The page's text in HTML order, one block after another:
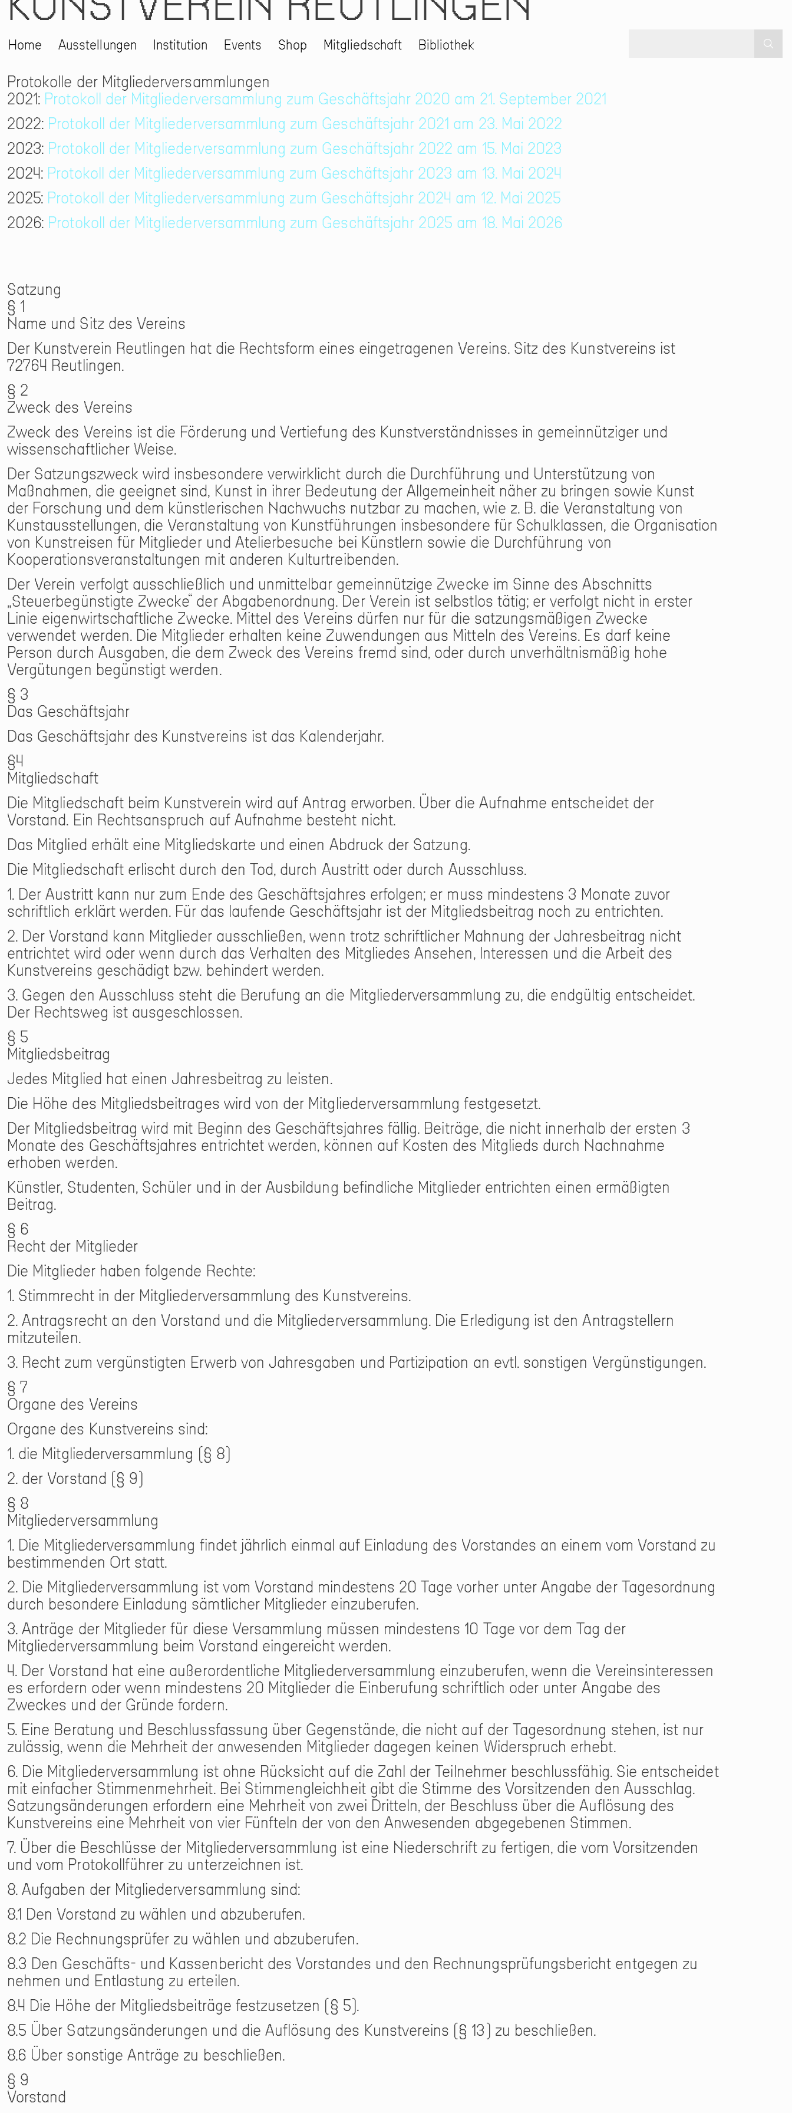
Home Ausstellungen Institution Events Shop Mitgliedschaft Bibliothek
Protokolle der Mitgliederversammlungen
2021: Protokoll der Mitgliederversammlung zum Geschäftsjahr 2020 am 21. September 2021
2022: Protokoll der Mitgliederversammlung zum Geschäftsjahr 2021 am 23. Mai 2022
2023: Protokoll der Mitgliederversammlung zum Geschäftsjahr 2022 am 15. Mai 2023
2024: Protokoll der Mitgliederversammlung zum Geschäftsjahr 2023 am 13. Mai 2024
2025: Protokoll der Mitgliederversammlung zum Geschäftsjahr 2024 am 12. Mai 2025
2026: Protokoll der Mitgliederversammlung zum Geschäftsjahr 2025 am 18. Mai 2026
Satzung
§ 1
Name und Sitz des Vereins
Der Kunstverein Reutlingen hat die Rechtsform eines eingetragenen Vereins. Sitz des Kunstvereins ist
72764 Reutlingen.
§ 2
Zweck des Vereins
Zweck des Vereins ist die Förderung und Vertiefung des Kunstverständnisses in gemeinnütziger und
wissenschaftlicher Weise.
Der Satzungszweck wird insbesondere verwirklicht durch die Durchführung und Unterstützung von
Maßnahmen, die geeignet sind, Kunst in ihrer Bedeutung der Allgemeinheit näher zu bringen sowie Kunst
der Forschung und dem künstlerischen Nachwuchs nutzbar zu machen, wie z. B. die Veranstaltung von
Kunstausstellungen, die Veranstaltung von Kunstführungen insbesondere für Schulklassen, die Organisation
von Kunstreisen für Mitglieder und Atelierbesuche bei Künstlern sowie die Durchführung von
Kooperationsveranstaltungen mit anderen Kulturtreibenden.
Der Verein verfolgt ausschließlich und unmittelbar gemeinnützige Zwecke im Sinne des Abschnitts
„Steuerbegünstigte Zwecke“ der Abgabenordnung. Der Verein ist selbstlos tätig; er verfolgt nicht in erster
Linie eigenwirtschaftliche Zwecke. Mittel des Vereins dürfen nur für die satzungsmäßigen Zwecke
verwendet werden. Die Mitglieder erhalten keine Zuwendungen aus Mitteln des Vereins. Es darf keine
Person durch Ausgaben, die dem Zweck des Vereins fremd sind, oder durch unverhältnismäßig hohe
Vergütungen begünstigt werden.
§ 3
Das Geschäftsjahr
Das Geschäftsjahr des Kunstvereins ist das Kalenderjahr.
§4
Mitgliedschaft
Die Mitgliedschaft beim Kunstverein wird auf Antrag erworben. Über die Aufnahme entscheidet der
Vorstand. Ein Rechtsanspruch auf Aufnahme besteht nicht.
Das Mitglied erhält eine Mitgliedskarte und einen Abdruck der Satzung.
Die Mitgliedschaft erlischt durch den Tod, durch Austritt oder durch Ausschluss.
1. Der Austritt kann nur zum Ende des Geschäftsjahres erfolgen; er muss mindestens 3 Monate zuvor
schriftlich erklärt werden. Für das laufende Geschäftsjahr ist der Mitgliedsbeitrag noch zu entrichten.
2. Der Vorstand kann Mitglieder ausschließen, wenn trotz schriftlicher Mahnung der Jahresbeitrag nicht
entrichtet wird oder wenn durch das Verhalten des Mitgliedes Ansehen, Interessen und die Arbeit des
Kunstvereins geschädigt bzw. behindert werden.
3. Gegen den Ausschluss steht die Berufung an die Mitgliederversammlung zu, die endgültig entscheidet.
Der Rechtsweg ist ausgeschlossen.
§ 5
Mitgliedsbeitrag
Jedes Mitglied hat einen Jahresbeitrag zu leisten.
Die Höhe des Mitgliedsbeitrages wird von der Mitgliederversammlung festgesetzt.
Der Mitgliedsbeitrag wird mit Beginn des Geschäftsjahres fällig. Beiträge, die nicht innerhalb der ersten 3
Monate des Geschäftsjahres entrichtet werden, können auf Kosten des Mitglieds durch Nachnahme
erhoben werden.
Künstler, Studenten, Schüler und in der Ausbildung befindliche Mitglieder entrichten einen ermäßigten
Beitrag.
§ 6
Recht der Mitglieder
Die Mitglieder haben folgende Rechte:
1. Stimmrecht in der Mitgliederversammlung des Kunstvereins.
2. Antragsrecht an den Vorstand und die Mitgliederversammlung. Die Erledigung ist den Antragstellern
mitzuteilen.
3. Recht zum vergünstigten Erwerb von Jahresgaben und Partizipation an evtl. sonstigen Vergünstigungen.
§ 7
Organe des Vereins
Organe des Kunstvereins sind:
1. die Mitgliederversammlung (§ 8)
2. der Vorstand (§ 9)
§ 8
Mitgliederversammlung
1. Die Mitgliederversammlung findet jährlich einmal auf Einladung des Vorstandes an einem vom Vorstand zu
bestimmenden Ort statt.
2. Die Mitgliederversammlung ist vom Vorstand mindestens 20 Tage vorher unter Angabe der Tagesordnung
durch besondere Einladung sämtlicher Mitglieder einzuberufen.
3. Anträge der Mitglieder für diese Versammlung müssen mindestens 10 Tage vor dem Tag der
Mitgliederversammlung beim Vorstand eingereicht werden.
4. Der Vorstand hat eine außerordentliche Mitgliederversammlung einzuberufen, wenn die Vereinsinteressen
es erfordern oder wenn mindestens 20 Mitglieder die Einberufung schriftlich oder unter Angabe des
Zweckes und der Gründe fordern.
5. Eine Beratung und Beschlussfassung über Gegenstände, die nicht auf der Tagesordnung stehen, ist nur
zulässig, wenn die Mehrheit der anwesenden Mitglieder dagegen keinen Widerspruch erhebt.
6. Die Mitgliederversammlung ist ohne Rücksicht auf die Zahl der Teilnehmer beschlussfähig. Sie entscheidet
mit einfacher Stimmenmehrheit. Bei Stimmengleichheit gibt die Stimme des Vorsitzenden den Ausschlag.
Satzungsänderungen erfordern eine Mehrheit von zwei Dritteln, der Beschluss über die Auflösung des
Kunstvereins eine Mehrheit von vier Fünfteln der von den Anwesenden abgegebenen Stimmen.
7. Über die Beschlüsse der Mitgliederversammlung ist eine Niederschrift zu fertigen, die vom Vorsitzenden
und vom Protokollführer zu unterzeichnen ist.
8. Aufgaben der Mitgliederversammlung sind:
8.1 Den Vorstand zu wählen und abzuberufen.
8.2 Die Rechnungsprüfer zu wählen und abzuberufen.
8.3 Den Geschäfts- und Kassenbericht des Vorstandes und den Rechnungsprüfungsbericht entgegen zu
nehmen und Entlastung zu erteilen.
8.4 Die Höhe der Mitgliedsbeiträge festzusetzen (§ 5).
8.5 Über Satzungsänderungen und die Auflösung des Kunstvereins (§ 13) zu beschließen.
8.6 Über sonstige Anträge zu beschließen.
§ 9
Vorstand